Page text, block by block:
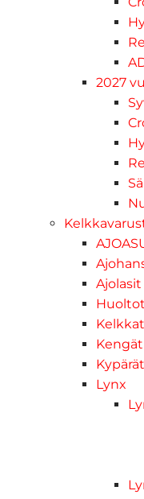
2027
Ajolasit
Kengät
Kypärät
Lynx